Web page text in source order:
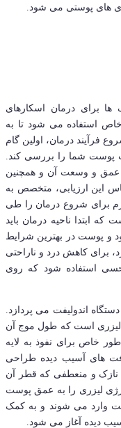
های پوستی می شود.
ها برای درمان اسکارهای
استفاده می شود تا به
فرآیند درمان، اولین گام
شما را بررسی کند.
عمق و وسعت آن و همچنین
این ارزیابی، متخصص به
برای شروع درمان را طی
ابتدا ناحیه درمان باید
و پوست در بهترین شرایط
برای کاهش درد و ناراحتی
استفاده شود که روی
اندولیفت می پردازد.
لیزری است که طول موج آن
به طور خاص برای نفوذ به لایه
های آسیب دیده طراحی
نازک و منعطفی که قطر آن
لیزری را به عمق پوست
وارد می شوند و به کمک
دیده آغاز می شود.